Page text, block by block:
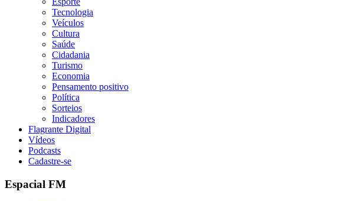
Tecnologia
Veículos
Cultura
Saúde
Cidadania
Turismo
Economia
Pensamento positivo
Política
Sorteios
Indicadores
Flagrante Digital
Vídeos
Podcasts
Cadastre-se
Espacial FM